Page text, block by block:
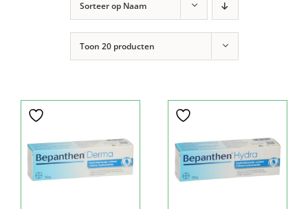
Sorteer op Naam
Toon 20 producten